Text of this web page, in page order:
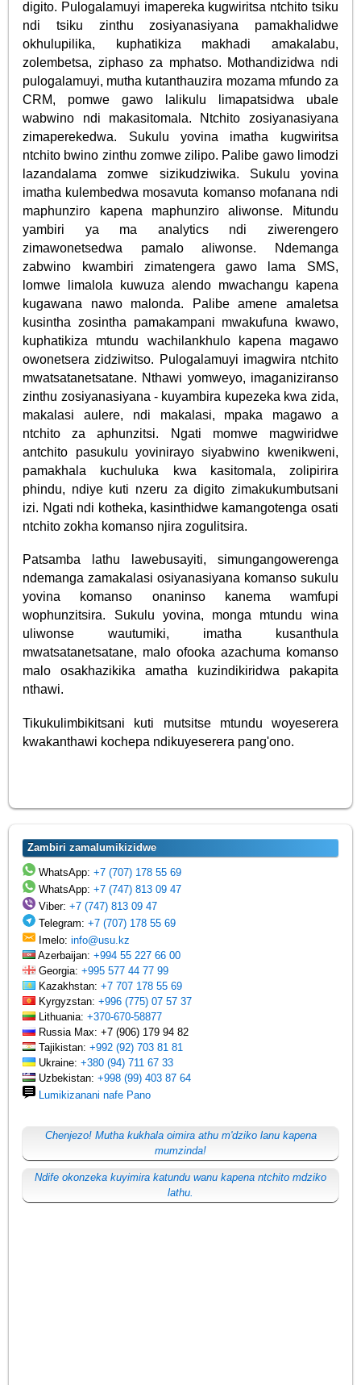
digito. Pulogalamuyi imapereka kugwiritsa ntchito tsiku
ndi tsiku zinthu zosiyanasiyana pamakhalidwe
okhulupilika, kuphatikiza makhadi amakalabu,
zolembetsa, ziphaso za mphatso. Mothandizidwa ndi
pulogalamuyi, mutha kutanthauzira mozama mfundo za
CRM, pomwe gawo lalikulu limapatsidwa ubale
wabwino ndi makasitomala. Ntchito zosiyanasiyana
zimaperekedwa. Sukulu yovina imatha kugwiritsa
ntchito bwino zinthu zomwe zilipo. Palibe gawo limodzi
lazandalama zomwe sizikudziwika. Sukulu yovina
imatha kulembedwa mosavuta komanso mofanana ndi
maphunziro kapena maphunziro aliwonse. Mitundu
yambiri ya ma analytics ndi ziwerengero
zimawonetsedwa pamalo aliwonse. Ndemanga
zabwino kwambiri zimatengera gawo lama SMS,
lomwe limalola kuwuza alendo mwachangu kapena
kugawana nawo malonda. Palibe amene amaletsa
kusintha zosintha pamakampani mwakufuna kwawo,
kuphatikiza mtundu wachilankhulo kapena magawo
owonetsera zidziwitso. Pulogalamuyi imagwira ntchito
mwatsatanetsatane. Nthawi yomweyo, imaganiziranso
zinthu zosiyanasiyana - kuyambira kupezeka kwa zida,
makalasi aulere, ndi makalasi, mpaka magawo a
ntchito za aphunzitsi. Ngati momwe magwiridwe
antchito pasukulu yovinirayo siyabwino kwenikweni,
pamakhala kuchuluka kwa kasitomala, zolipirira
phindu, ndiye kuti nzeru za digito zimakukumbutsani
izi. Ngati ndi kotheka, kasinthidwe kamangotenga osati
ntchito zokha komanso njira zogulitsira.
Patsamba lathu lawebusayiti, simungangowerenga
ndemanga zamakalasi osiyanasiyana komanso sukulu
yovina komanso onaninso kanema wamfupi
wophunzitsira. Sukulu yovina, monga mtundu wina
uliwonse wautumiki, imatha kusanthula
mwatsatanetsatane, malo ofooka azachuma komanso
malo osakhazikika amatha kuzindikiridwa pakapita
nthawi.
Tikukulimbikitsani kuti mutsitse mtundu woyeserera
kwakanthawi kochepa ndikuyeserera pang'ono.
Zambiri zamalumikizidwe
WhatsApp:+7 (707) 178 55 69
WhatsApp:+7 (747) 813 09 47
Viber:+7 (747) 813 09 47
Telegram:+7 (707) 178 55 69
Imelo:info@usu.kz
Azerbaijan:+994 55 227 66 00
Georgia:+995 577 44 77 99
Kazakhstan:+7 707 178 55 69
Kyrgyzstan:+996 (775) 07 57 37
Lithuania:+370-670-58877
Russia Max: +7 (906) 179 94 82
Tajikistan:+992 (92) 703 81 81
Ukraine:+380 (94) 711 67 33
Uzbekistan:+998 (99) 403 87 64
Lumikizanani nafe Pano
Chenjezo! Mutha kukhala oimira athu m'dziko lanu kapena
mumzinda!
Ndife okonzeka kuyimira katundu wanu kapena ntchito mdziko
lathu.